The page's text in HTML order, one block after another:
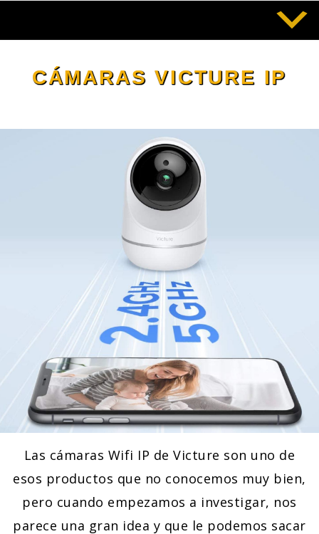
CÁMARAS VICTURE IP
Las cámaras Wifi IP de Victure son uno de
esos productos que no conocemos muy bien,
pero cuando empezamos a investigar, nos
parece una gran idea y que le podemos sacar